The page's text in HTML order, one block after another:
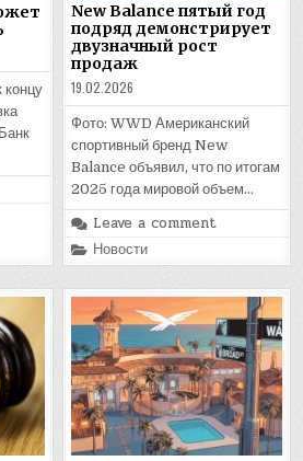
концу
New Balance пятый год
подряд демонстрирует
двузначный рост
продаж
19.02.2026
Фото: WWD Американский
спортивный бренд New
Balance объявил, что по итогам
2025 года мировой объем…
Leave a comment
Posted
in
Новости